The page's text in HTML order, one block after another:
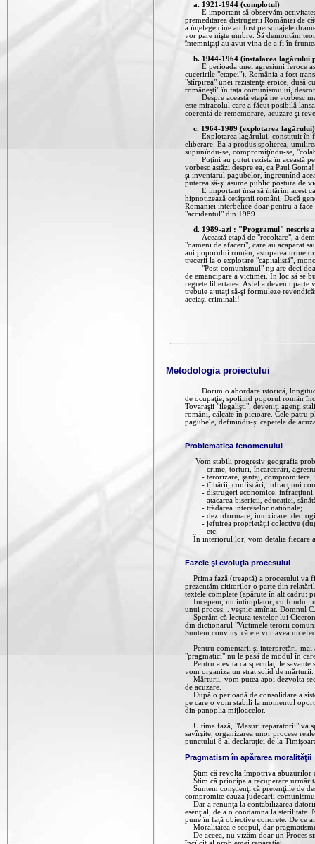
a. 1921-1944 (complotul)
E important să observăm activitatea
premeditarea distrugerii României de
a înţelege cine au fost personajele
vor pare nişte umbre. Să demontăm
întemniţaţi au avut vina de a fi în
b. 1944-1964 (instalarea lagărului
E perioada unei agresiuni feroce
cuceririle "etapei"). România a fost
"stîrpirea" unei rezistenţe eroice, dusă
româneşti" în faţa comunismului,
Despre această etapă ne vorbesc
este miracolul care a făcut posibilă
coerentă de rememorare, acuzare şi
c. 1964-1989 (explotarea lagărului)
Explotarea lagărului, constituit în
eliberare. Ea a produs spolierea,
supunîndu-se, compromiţîndu-se,
Puţini au putut rezista în această
vorbesc astăzi despre ea, ca Paul
şi inventarul pagubelor, îngreunînd
puterea să-şi asume public postura de
E important însa să întărim acest
hipnotizează cetăţenii români. Dacă
Romaniei interbelice doar pentru a
"accidentul" din 1989....
d. 1989-azi : "Programul" nescris
Această etapă de "recoltare", a
"oameni de afaceri", care au acaparat
ani poporului român, astuparea
trecerii la o explotare "capitalistă",
"Post-comunismul" nu are deci doar
de emancipare a victimei. În loc să se
regrete libertatea. Asfel a devenit parte
trebuie ajutaţi să-şi formuleze
aceiaşi criminali!
Metodologia proiectului
Dorim o abordare istorică,
de ocupaţie, spoliind poporul român
Tovaraşii "ilegalişti", deveniţi agenţi
români, călcate în picioare. Cele patru
pagubele, definindu-şi capetele de
Problematica fenomenului
Vom stabili progresiv geografia
- crime, torturi, încarcerări,
- terorizare, şantaj, compromitere,
- tîlhării, confiscări, infracţiuni
- distrugeri economice, infracţiuni
- atacarea bisericii, educaţiei,
- trădarea intereselor nationale;
- dezinformare, intoxicare
- jefuirea proprietăţii colective
- etc.
În interiorul lor, vom detalia fiecare
Fazele şi evoluţia procesului
Prima fază (treaptă) a procesului va
prezentăm cititorilor o parte din
textele complete (apărute în alt cadru:
Incepem, nu intimplator, cu fondul
unui proces... veşnic amînat. Domnul
Sperăm că lectura textelor lui
din dictionarul "Victimele terorii
Suntem convinşi că ele vor avea un
Pentru comentarii şi interpretări, mai
"pragmatici" nu le pasă de modul în
Pentru a evita ca speculaţiile savante
vom organiza un strat solid de mărturii.
Mărturii, vom putea apoi dezvolta
de acuzare.
După o perioadă de consolidare a
pe care o vom stabili la momentul
din panoplia mijloacelor.
Ultima fază, "Masuri reparatorii" va
savîrşite, organizarea unor procese
punctului 8 al declaraţiei de la
Pragmatism în apărarea moralităţii
Ştim că revolta împotriva abuzurilor
Stim că principala recuperare
Suntem conştienţi că pretenţiile de
compromite cauza judecarii
Dar a renunţa la contabilizarea
esenţial, de a o condamna la sterilitate.
pune în faţă obiective concrete. De ce
Moralitatea e scopul, dar
De aceea, nu vizăm doar un Proces